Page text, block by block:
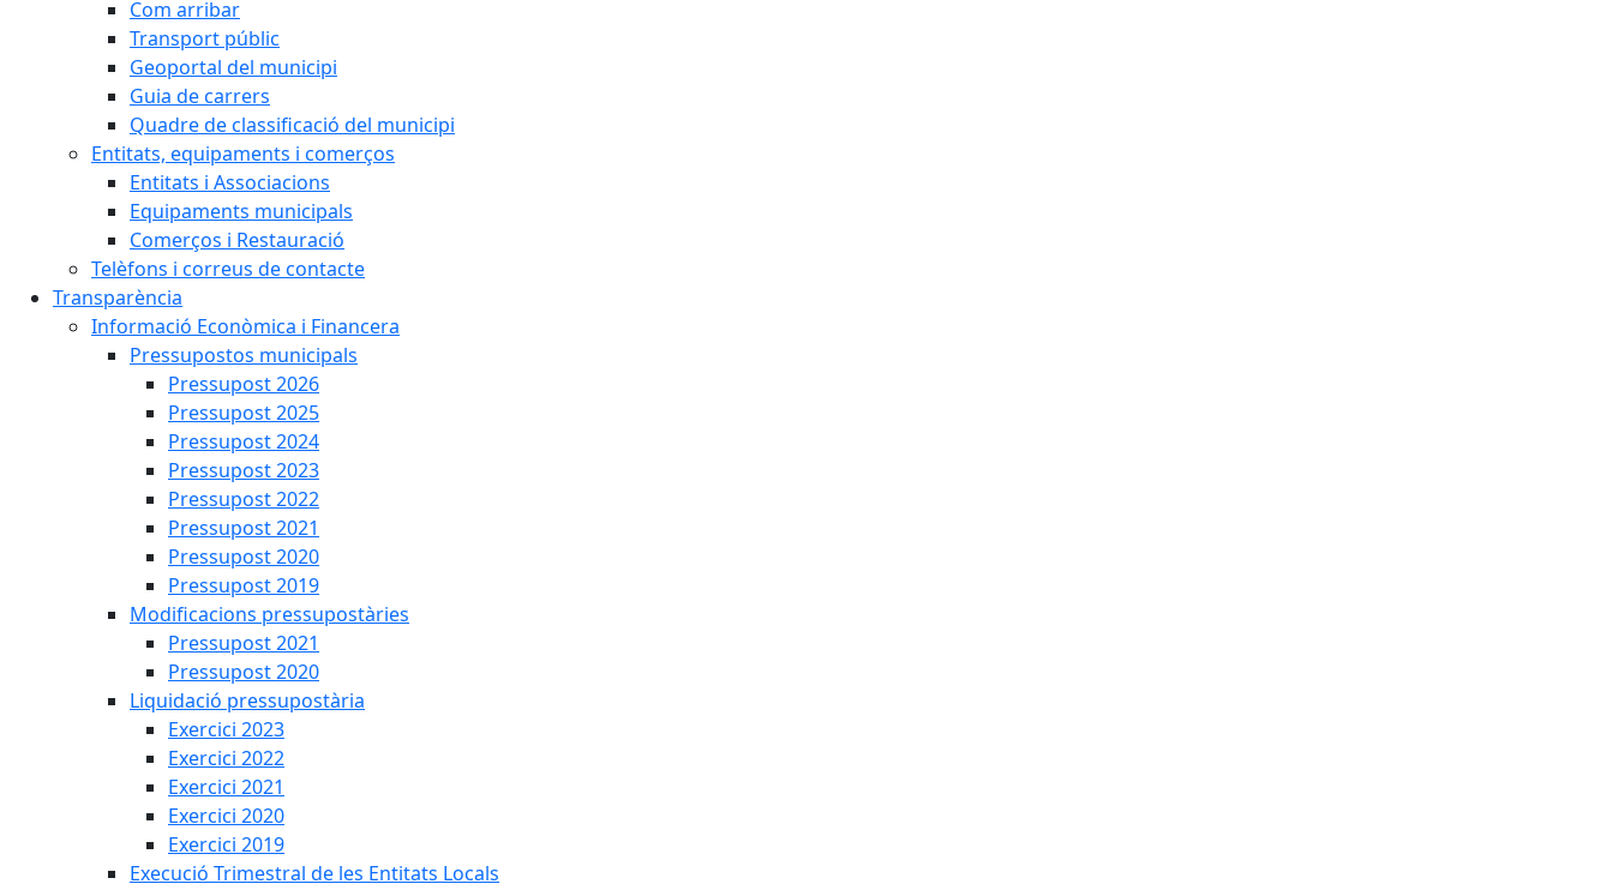
Com arribar
Transport públic
Geoportal del municipi
Guia de carrers
Quadre de classificació del municipi
Entitats, equipaments i comerços
Entitats i Associacions
Equipaments municipals
Comerços i Restauració
Telèfons i correus de contacte
Transparència
Informació Econòmica i Financera
Pressupostos municipals
Pressupost 2026
Pressupost 2025
Pressupost 2024
Pressupost 2023
Pressupost 2022
Pressupost 2021
Pressupost 2020
Pressupost 2019
Modificacions pressupostàries
Pressupost 2021
Pressupost 2020
Liquidació pressupostària
Exercici 2023
Exercici 2022
Exercici 2021
Exercici 2020
Exercici 2019
Execució Trimestral de les Entitats Locals